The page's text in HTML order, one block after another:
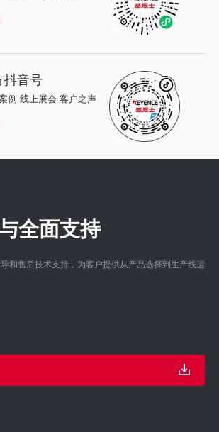
抖音号
例 线上展会 客户之声
全面支持
和售后技术支持，为客户提供从产品选择到生产线运